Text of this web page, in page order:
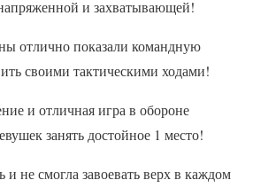
и захватывающей!
отлично показали командную
своими тактическими ходами!
и отличная игра в обороне
занять достойное 1 место!
и не смогла завоевать верх в каждом